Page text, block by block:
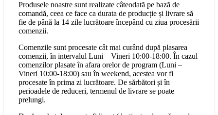
Produsele noastre sunt realizate câteodată pe bază de
comandă, ceea ce face ca durata de producție și livrare să
fie de până la 14 zile lucrătoare începând cu ziua procesării
comenzii.
Comenzile sunt procesate cât mai curând după plasarea
comenzii, în intervalul Luni – Vineri 10:00-18:00. În cazul
comenzilor plasate în afara orelor de program (Luni –
Vineri 10:00-18:00) sau în weekend, acestea vor fi
procesate în prima zi lucrătoare. De sărbători și în
perioadele de reduceri, termenul de livrare se poate
prelungi.